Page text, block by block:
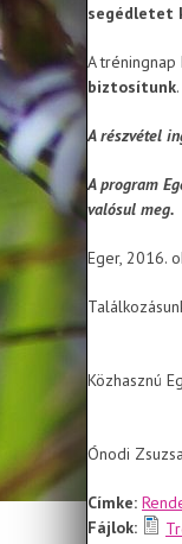
segédletet
A
biztosítunk.
A részvétel
A program
valósul meg.
Eger, 2016.
Ónodi
Címke:
Fájlok: